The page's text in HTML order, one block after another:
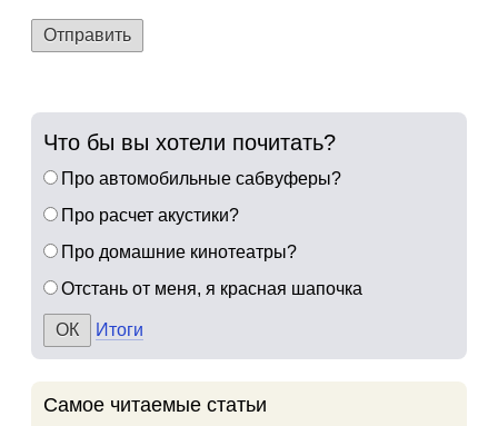
Отправить
Что бы вы хотели почитать?
Про автомобильные сабвуферы?
Про расчет акустики?
Про домашние кинотеатры?
Отстань от меня, я красная шапочка
Итоги
Самое читаемые статьи